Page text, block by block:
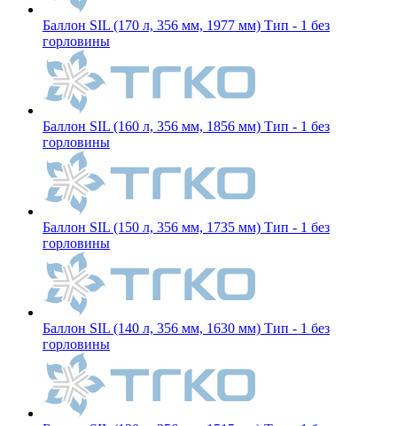
Баллон SIL (170 л, 356 мм, 1977 мм) Тип - 1 без
горловины
Баллон SIL (160 л, 356 мм, 1856 мм) Тип - 1 без
горловины
Баллон SIL (150 л, 356 мм, 1735 мм) Тип - 1 без
горловины
Баллон SIL (140 л, 356 мм, 1630 мм) Тип - 1 без
горловины